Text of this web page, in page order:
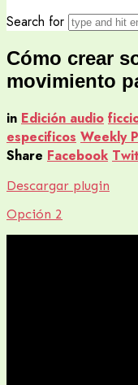
Search for
Cómo crear
movimiento
in Edición audio
especificos Weekly
Share Facebook
Descargar plugin
Opción 2